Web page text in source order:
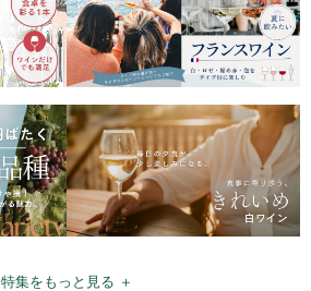
特集をもっと見る ＋